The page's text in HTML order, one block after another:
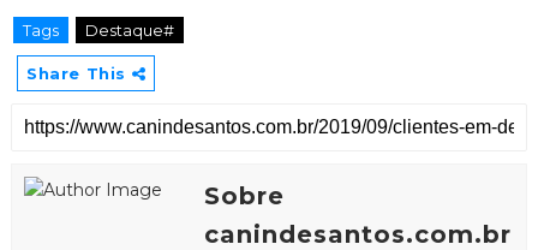
Tags Destaque#
Share This
Sobre
canindesantos.com.br